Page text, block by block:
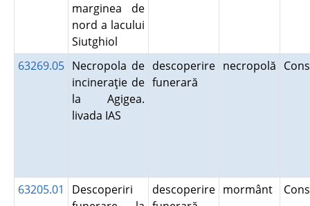
marginea de
nord a lacului
Siutghiol
63269.05 Necropola de
incineraţie de
la Agigea.
livada IAS
descoperire
funerară
necropolă
63205.01
Descoperiri
descoperire mormânt